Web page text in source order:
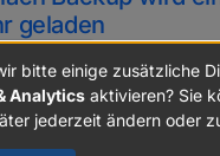
geladen
+ Shelly HT +
bitte einige zusätzliche
Analytics aktivieren? Sie
jederzeit ändern oder